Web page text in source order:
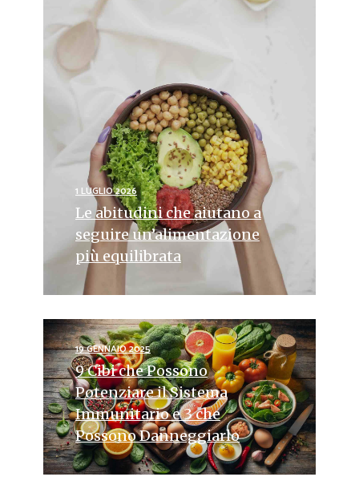
1 LUGLIO 2026
Le abitudini che aiutano a
seguire un’alimentazione
più equilibrata
19 GENNAIO 2025
9 Cibi che Possono
Potenziare il Sistema
Immunitario e 3 che
Possono Danneggiarlo